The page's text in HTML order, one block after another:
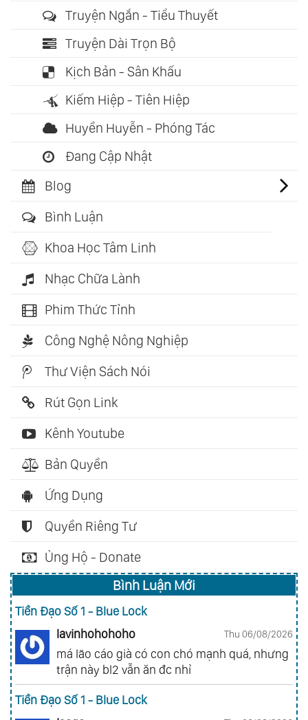
Truyện Ngắn - Tiểu Thuyết
Truyện Dài Trọn Bộ
Kịch Bản - Sân Khấu
Kiếm Hiệp - Tiên Hiệp
Huyền Huyễn - Phóng Tác
Đang Cập Nhật
Blog
Bình Luận
Khoa Học Tâm Linh
Nhạc Chữa Lành
Phim Thức Tỉnh
Công Nghệ Nông Nghiệp
Thư Viện Sách Nói
Rút Gọn Link
Kênh Youtube
Bản Quyền
Ứng Dụng
Quyền Riêng Tư
Ủng Hộ - Donate
Bình Luận Mới
Tiền Đạo Số 1 - Blue Lock
lavinhohohoho
Thu 06/08/2026
má lão cáo già có con chó mạnh quá, nhưng
trận này bl2 vẫn ăn đc nhỉ
Tiền Đạo Số 1 - Blue Lock